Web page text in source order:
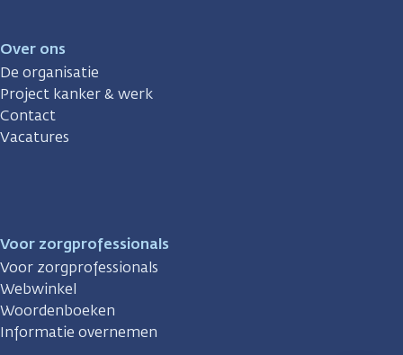
Over ons
De organisatie
Project kanker & werk
Contact
Vacatures
Voor zorgprofessionals
Voor zorgprofessionals
Webwinkel
Woordenboeken
Informatie overnemen